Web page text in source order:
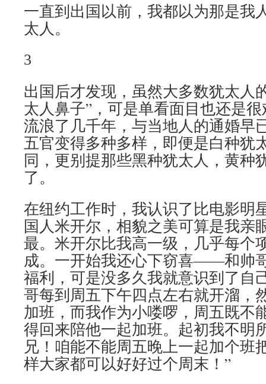
一直到出国以前，我都以为那是我
太人。
3
出国后才发现，虽然大多数犹太人
太人鼻子”，可是单看面目也还是
流浪了几千年，与当地人的通婚早
五官变得多种多样，即便是白种犹
同，更别提那些黑种犹太人，黄种
了。
在纽约工作时，我认识了比电影明
国人米开尔，相貌之美可算是我亲
最。米开尔比我高一级，几乎每个
成。一开始我还心下窃喜――和帅
福利，可是没多久我就意识到了
哥每到周五下午四点左右就开溜，
加班，而我作为小喽啰，周五既不
得回来陪他一起加班。起初我不明
兄！咱能不能周五晚上一起加个班
样大家都可以好好过个周末！”